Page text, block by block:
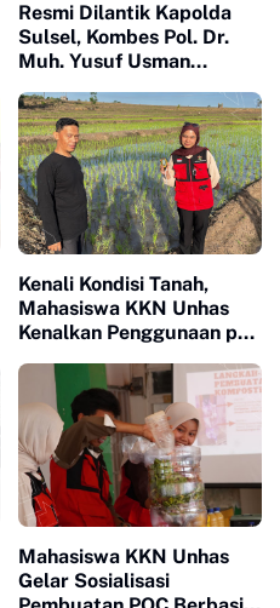
Resmi Dilantik Kapolda
Sulsel, Kombes Pol. Dr.
Muh. Yusuf Usman
Kenali Kondisi Tanah,
Mahasiswa KKN Unhas
Kenalkan Penggunaan pH
Petani di Desa Lonrong
Mahasiswa KKN Unhas
Gelar Sosialisasi